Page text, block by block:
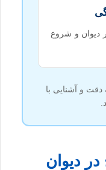
دیوان و شروع
دقت و آشنایی با
دیوان